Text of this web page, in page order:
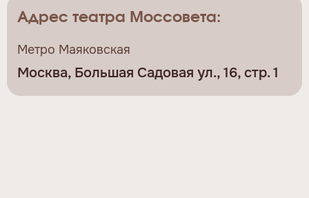
Адрес театра Моссовета:
Метро Маяковская
Москва, Большая Садовая ул., 16, стр. 1